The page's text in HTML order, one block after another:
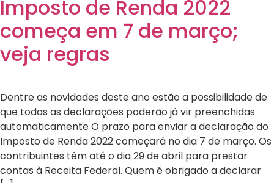
Imposto de Renda 2022
começa em 7 de março;
veja regras
Dentre as novidades deste ano estão a possibilidade de
que todas as declarações poderão já vir preenchidas
automaticamente O prazo para enviar a declaração do
Imposto de Renda 2022 começará no dia 7 de março. Os
contribuintes têm até o dia 29 de abril para prestar
contas à Receita Federal. Quem é obrigado a declarar